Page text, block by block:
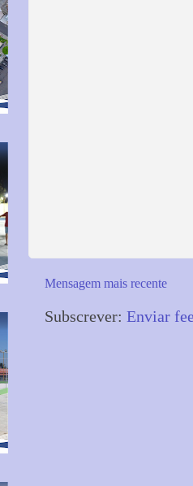
Mensagem mais recente
Subscrever: Enviar